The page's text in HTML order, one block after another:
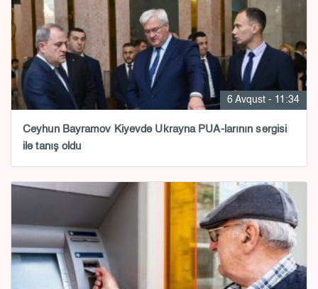
6 Avqust - 11:34
Ceyhun Bayramov Kiyevdə Ukrayna PUA-larının sərgisi
ilə tanış oldu